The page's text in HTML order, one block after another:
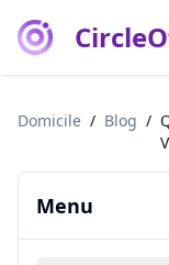
Domicile / Blog /
Menu